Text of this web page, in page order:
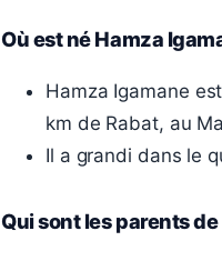
Où est né Hamza
Hamza Igamane
km de Rabat, au
Il a grandi dans le
Qui sont les parents